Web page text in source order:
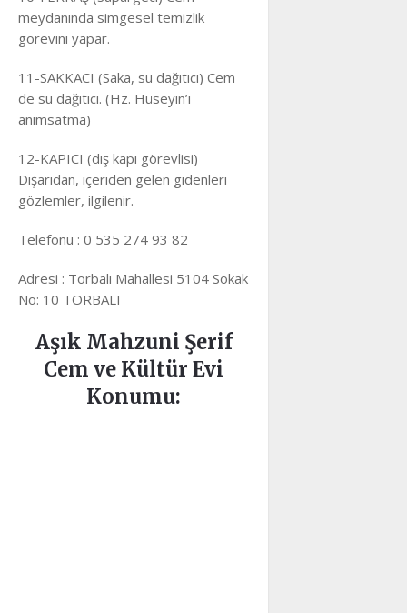
meydanında simgesel temizlik
görevini yapar.
11-SAKKACI (Saka, su dağıtıcı) Cem
de su dağıtıcı. (Hz. Hüseyin’i
anımsatma)
12-KAPICI (dış kapı görevlisi)
Dışarıdan, içeriden gelen gidenleri
gözlemler, ilgilenir.
Telefonu : 0 535 274 93 82
Adresi : Torbalı Mahallesi 5104 Sokak
No: 10 TORBALI
Aşık Mahzuni Şerif
Cem ve Kültür Evi
Konumu: